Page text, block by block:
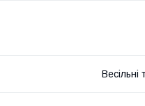
Весільні